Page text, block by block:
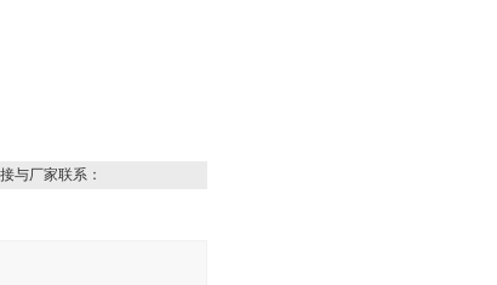
与厂家联系：